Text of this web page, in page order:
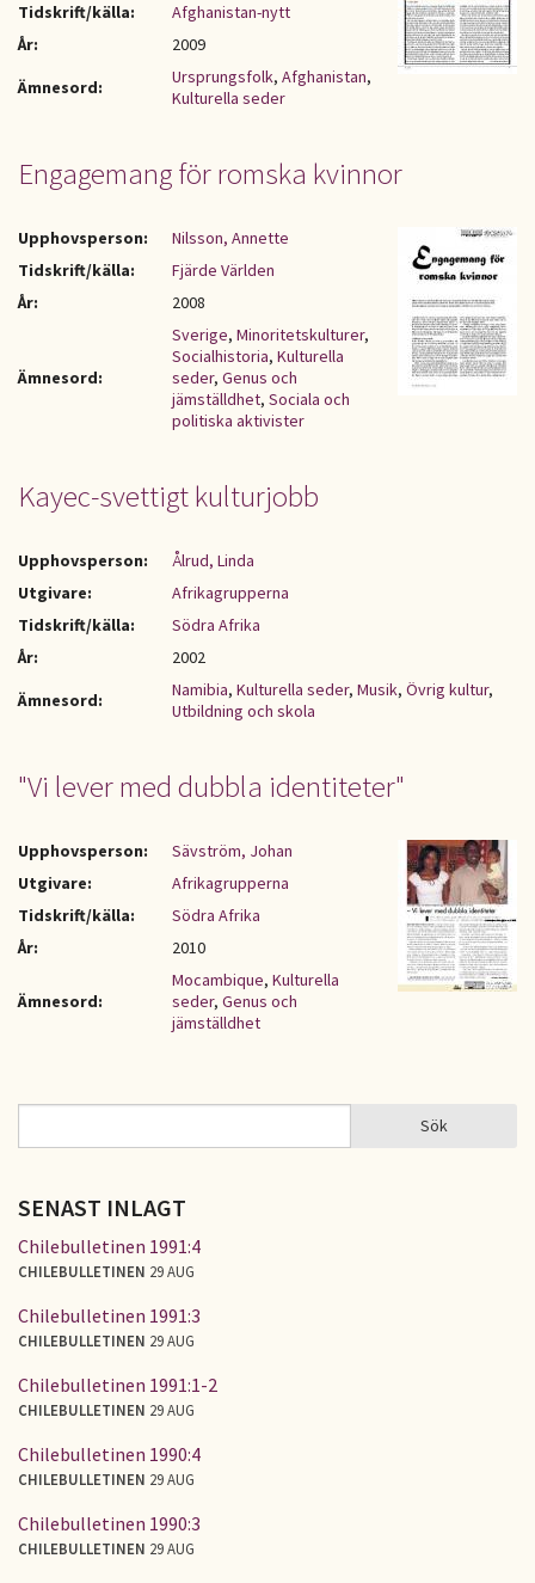
Tidskrift/källa:
Afghanistan-nytt
År:
2009
Ämnesord:
Ursprungsfolk, Afghanistan,
Kulturella seder
Engagemang för romska kvinnor
Upphovsperson:
Nilsson, Annette
Tidskrift/källa:
Fjärde Världen
År:
2008
Ämnesord:
Sverige, Minoritetskulturer,
Socialhistoria, Kulturella
seder, Genus och
jämställdhet, Sociala och
politiska aktivister
Kayec-svettigt kulturjobb
Upphovsperson:
Ålrud, Linda
Utgivare:
Afrikagrupperna
Tidskrift/källa:
Södra Afrika
År:
2002
Ämnesord:
Namibia, Kulturella seder, Musik, Övrig kultur,
Utbildning och skola
"Vi lever med dubbla identiteter"
Upphovsperson:
Sävström, Johan
Utgivare:
Afrikagrupperna
Tidskrift/källa:
Södra Afrika
År:
2010
Ämnesord:
Mocambique, Kulturella
seder, Genus och
jämställdhet
SÖKFORMULÄR Sök
SENAST INLAGT
Chilebulletinen 1991:4
CHILEBULLETINEN 29 AUG
Chilebulletinen 1991:3
CHILEBULLETINEN 29 AUG
Chilebulletinen 1991:1-2
CHILEBULLETINEN 29 AUG
Chilebulletinen 1990:4
CHILEBULLETINEN 29 AUG
Chilebulletinen 1990:3
CHILEBULLETINEN 29 AUG